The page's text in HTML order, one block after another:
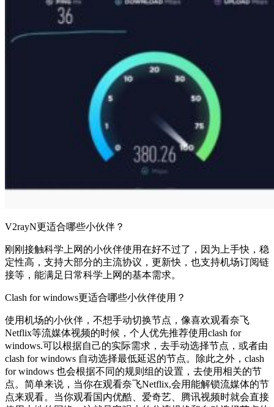
V2rayN更适合哪些小伙伴？
刚刚接触科学上网的小伙伴使用在好不过了，因为上手快，稳
定性高，支持大部分的主流协议，更新快，也支持机场订阅链
接等，能满足日常科学上网的基本需求。
Clash for windows更适合哪些小伙伴使用？
使用机场的小伙伴，不想手动切换节点，像喜欢观看奈飞
Netflix等流媒体视频的时候，个人优先推荐使用clash for
windows.可以根据自己的实际需求，去手动选择节点，或者由
clash for windows 自动选择最低延迟的节点。除此之外，clash
for windows 也会根据不同的规则组的设置，去使用相关的节
点。简单来说，当你在观看奈飞Netflix,会用能解锁流媒体的节
点来观看。当你观看国内优酷、爱奇艺、腾讯视频时就会直接